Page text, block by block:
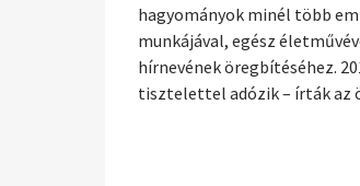
hagyományok minél több
munkájával, egész
hírnevének öregbítéséhez.
tisztelettel adózik – írták az